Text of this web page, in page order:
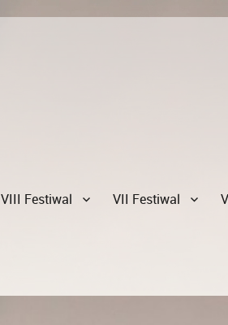
VIII Festiwal VII Festiwal